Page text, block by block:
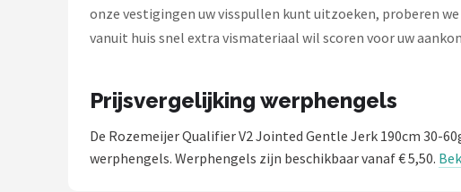
Gamakatsu
onze vestigingen uw visspullen kunt uitzoeken, proberen
vanuit huis snel extra vismateriaal wil scoren voor uw
Prijsvergelijking werphengels
De Rozemeijer Qualifier V2 Jointed Gentle Jerk 190cm 30-
werphengels. Werphengels zijn beschikbaar vanaf € 5,50.